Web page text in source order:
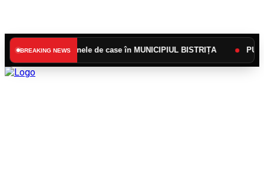
BREAKING NEWS
zonele de case în MUNICIPIUL BISTRIȚA PUBELA